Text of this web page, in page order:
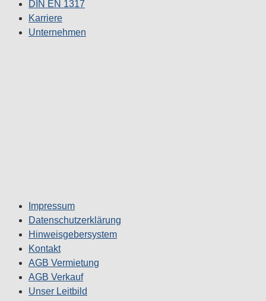
DIN EN 1317
Karriere
Unternehmen
Impressum
Datenschutzerklärung
Hinweisgebersystem
Kontakt
AGB Vermietung
AGB Verkauf
Unser Leitbild